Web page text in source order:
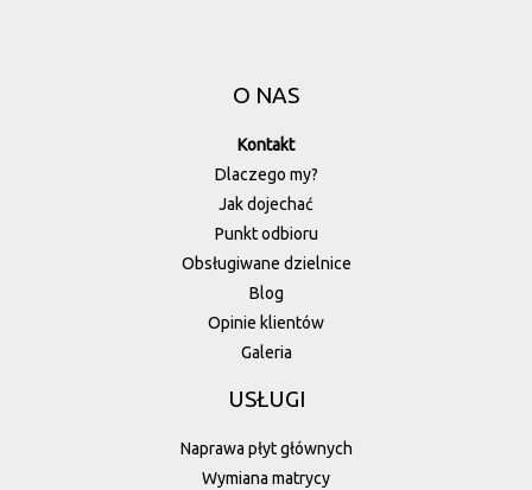
O NAS
Kontakt
Dlaczego my?
Jak dojechać
Punkt odbioru
Obsługiwane dzielnice
Blog
Opinie klientów
Galeria
USŁUGI
Naprawa płyt głównych
Wymiana matrycy